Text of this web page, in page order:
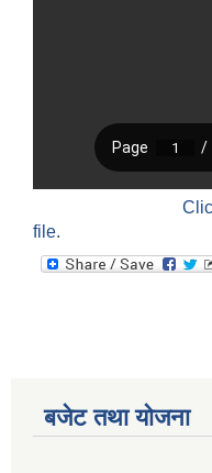
file.
बजेट तथा याेजना